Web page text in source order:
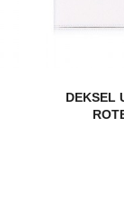
DEKSEL